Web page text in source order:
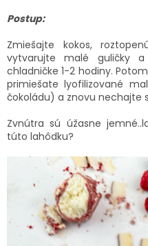
Postup:
Zmiešajte kokos,
vytvarujte malé guličky
chladničke 1-2 hodiny.
primiešate lyofilizované
čokoládu) a znovu nechajte
Zvnútra sú úžasne
túto lahôdku?